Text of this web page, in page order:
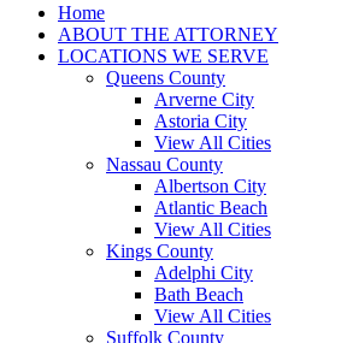
Home
ABOUT THE ATTORNEY
LOCATIONS WE SERVE
Queens County
Arverne City
Astoria City
View All Cities
Nassau County
Albertson City
Atlantic Beach
View All Cities
Kings County
Adelphi City
Bath Beach
View All Cities
Suffolk County